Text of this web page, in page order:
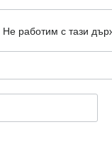
Не работим с тази